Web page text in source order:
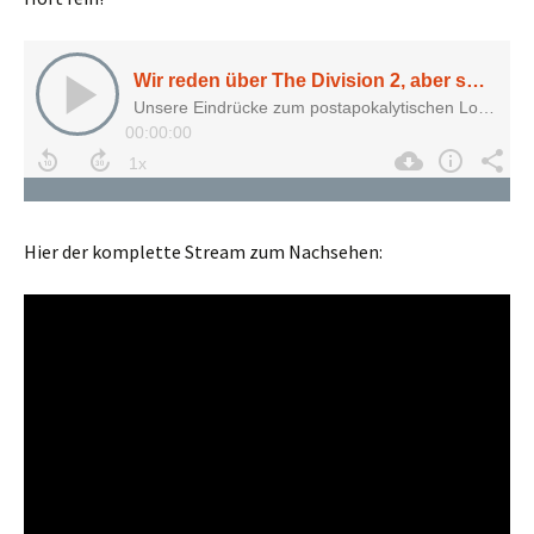
Hier der komplette Stream zum Nachsehen: